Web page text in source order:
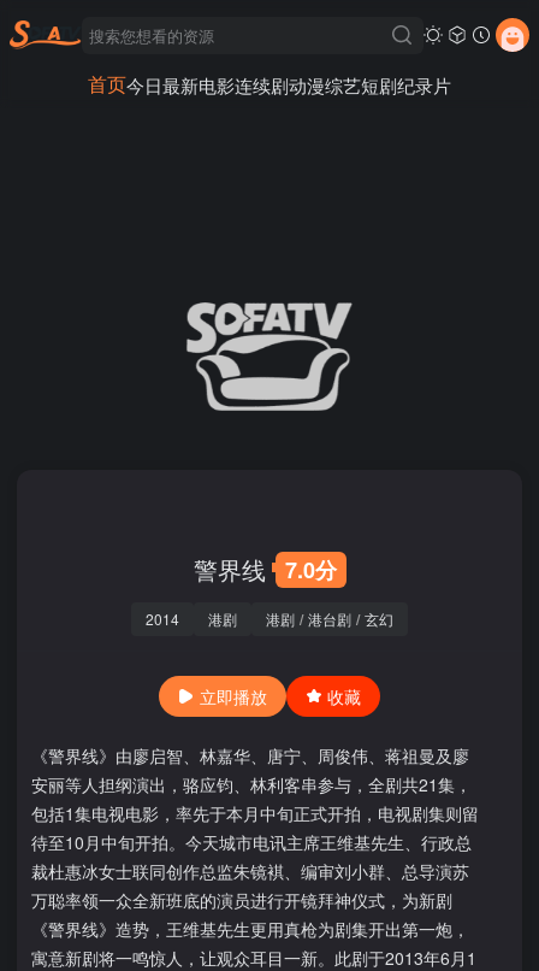
首页今日最新电影连续剧动漫综艺短剧纪录片
警界线 7.0分
2014 港剧 港剧 / 港台剧 / 玄幻
立即播放 收藏
《警界线》由廖启智、林嘉华、唐宁、周俊伟、蒋祖曼及廖
安丽等人担纲演出，骆应钧、林利客串参与，全剧共21集，
包括1集电视电影，率先于本月中旬正式开拍，电视剧集则留
待至10月中旬开拍。今天城市电讯主席王维基先生、行政总
裁杜惠冰女士联同创作总监朱镜褀、编审刘小群、总导演苏
万聪率领一众全新班底的演员进行开镜拜神仪式，为新剧
《警界线》造势，王维基先生更用真枪为剧集开出第一炮，
寓意新剧将一鸣惊人，让观众耳目一新。此剧于2013年6月1